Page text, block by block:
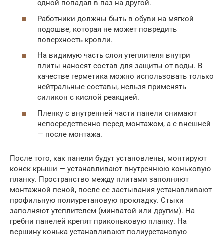
одной попадал в паз на другой.
Работники должны быть в обуви на мягкой
подошве, которая не может повредить
поверхность кровли.
На видимую часть слоя утеплителя внутри
плиты наносят состав для защиты от воды. В
качестве герметика можно использовать только
нейтральные составы, нельзя применять
силикон с кислой реакцией.
Пленку с внутренней части панели снимают
непосредственно перед монтажом, а с внешней
— после монтажа.
После того, как панели будут установлены, монтируют
конек крыши — устанавливают внутреннюю коньковую
планку. Пространство между плитами заполняют
монтажной пеной, после ее застывания устанавливают
профильную полиуретановую прокладку. Стыки
заполняют утеплителем (минватой или другим). На
гребни панелей крепят приконьковую планку. На
вершину конька устанавливают полиуретановую